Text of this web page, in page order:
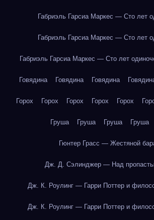
Габриэль Гарсиа Маркес — Сто лет
Габриэль Гарсиа Маркес — Сто лет
Габриэль Гарсиа Маркес — Сто лет
Говядина Говядина Говядина
Горох Горох Горох Горох Горох
Груша Груша Груша Груша
Гюнтер Грасс — Жестяной
Дж. Д. Сэлинджер — Над
Дж. К. Роулинг — Гарри Поттер и
Дж. К. Роулинг — Гарри Поттер и